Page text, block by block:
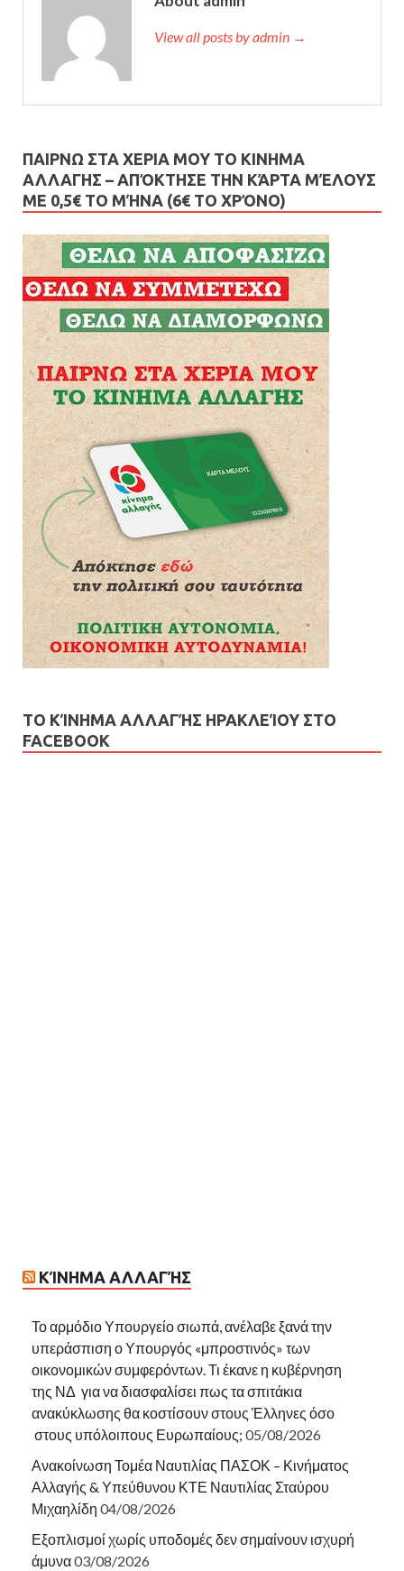
View all posts by admin →
ΠΑΙΡΝΩ ΣΤΑ ΧΕΡΙΑ ΜΟΥ ΤΟ ΚΙΝΗΜΑ
ΑΛΛΑΓΗΣ – AΠΌΚΤΗΣΕ ΤΗΝ ΚΆΡΤΑ ΜΈΛΟΥΣ
ΜΕ 0,5€ ΤΟ ΜΉΝΑ (6€ ΤΟ ΧΡΌΝΟ)
ΤΟ ΚΊΝΗΜΑ ΑΛΛΑΓΉΣ ΗΡΑΚΛΕΊΟΥ ΣΤΟ
FACEBOOK
ΚΊΝΗΜΑ ΑΛΛΑΓΉΣ
Το αρμόδιο Υπουργείο σιωπά, ανέλαβε ξανά την
υπεράσπιση ο Υπουργός «μπροστινός» των
οικονομικών συμφερόντων. Τι έκανε η κυβέρνηση
της ΝΔ για να διασφαλίσει πως τα σπιτάκια
ανακύκλωσης θα κοστίσουν στους Έλληνες όσο
στους υπόλοιπους Ευρωπαίους; 05/08/2026
Ανακοίνωση Τομέα Ναυτιλίας ΠΑΣΟΚ – Κινήματος
Αλλαγής & Υπεύθυνου ΚΤΕ Ναυτιλίας Σταύρου
Μιχαηλίδη 04/08/2026
Εξοπλισμοί χωρίς υποδομές δεν σημαίνουν ισχυρή
άμυνα03/08/2026